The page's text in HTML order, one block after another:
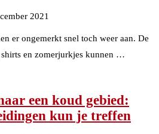
2021
er ongemerkt snel toch weer aan. De
en zomerjurkjes kunnen …
een koud gebied:
kun je treffen